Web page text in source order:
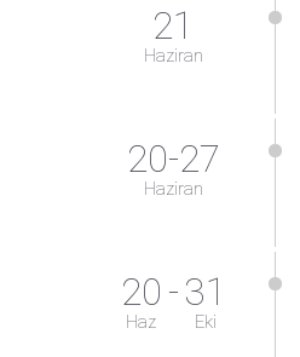
21
Haziran
20-27
Haziran
20
Haz
-31
Eki